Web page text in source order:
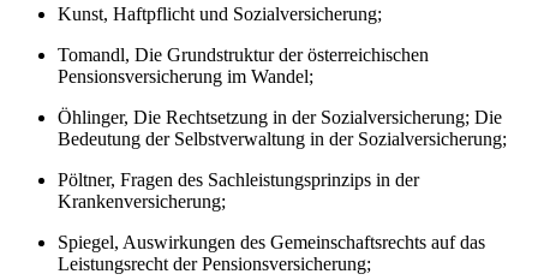
Kunst, Haftpflicht und Sozialversicherung;
Tomandl, Die Grundstruktur der österreichischen
Pensionsversicherung im Wandel;
Öhlinger, Die Rechtsetzung in der Sozialversicherung; Die
Bedeutung der Selbstverwaltung in der Sozialversicherung;
Pöltner, Fragen des Sachleistungsprinzips in der
Krankenversicherung;
Spiegel, Auswirkungen des Gemeinschaftsrechts auf das
Leistungsrecht der Pensionsversicherung;